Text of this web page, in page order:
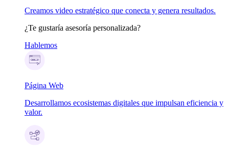
Creamos video estratégico que conecta y genera resultados.
¿Te gustaría asesoría personalizada?
Hablemos
Página Web
Desarrollamos ecosistemas digitales que impulsan eficiencia y
valor.